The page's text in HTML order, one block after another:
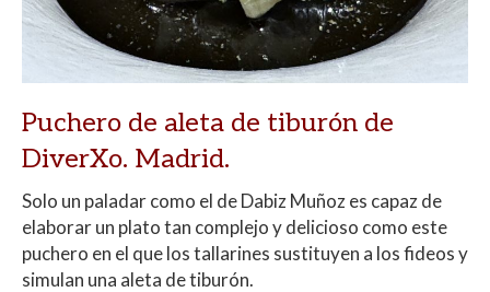
Puchero de aleta de tiburón de
DiverXo. Madrid.
Solo un paladar como el de Dabiz Muñoz es capaz de
elaborar un plato tan complejo y delicioso como este
puchero en el que los tallarines sustituyen a los fideos y
simulan una aleta de tiburón.